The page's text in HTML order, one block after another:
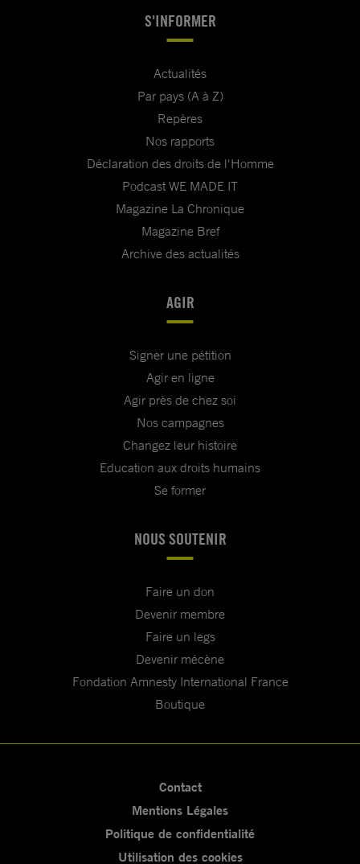
S'INFORMER
Actualités
Par pays (A à Z)
Repères
Nos rapports
Déclaration des droits de l'Homme
Podcast WE MADE IT
Magazine La Chronique
Magazine Bref
Archive des actualités
AGIR
Signer une pétition
Agir en ligne
Agir près de chez soi
Nos campagnes
Changez leur histoire
Education aux droits humains
Se former
NOUS SOUTENIR
Faire un don
Devenir membre
Faire un legs
Devenir mécène
Fondation Amnesty International France
Boutique
Contact
Mentions Légales
Politique de confidentialité
Utilisation des cookies